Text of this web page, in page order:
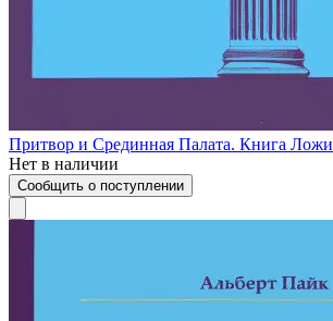
Притвор и Срединная Палата. Книга Ложи
Нет в наличии
Сообщить о поступлении